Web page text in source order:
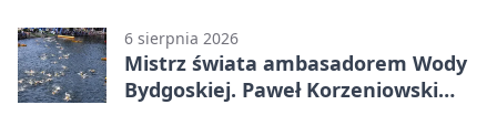
6 sierpnia 2026
Mistrz świata ambasadorem Wody
Bydgoskiej. Paweł Korzeniowski